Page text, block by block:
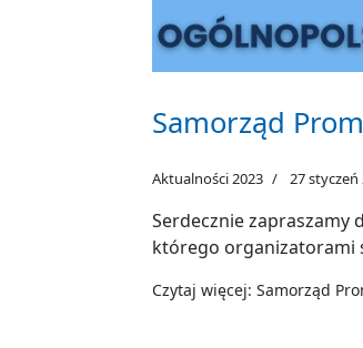
Samorząd
Aktualności 2023 27 styczeń
Serdecznie zapraszamy
którego organizatorami
Czytaj więcej: Samorząd